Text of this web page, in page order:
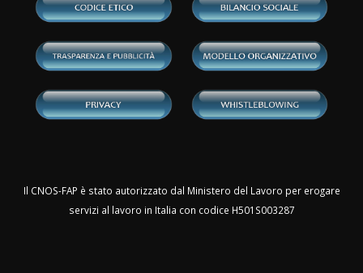
Il CNOS-FAP è stato autorizzato dal Ministero del Lavoro per erogare
servizi al lavoro in Italia con codice H501S003287